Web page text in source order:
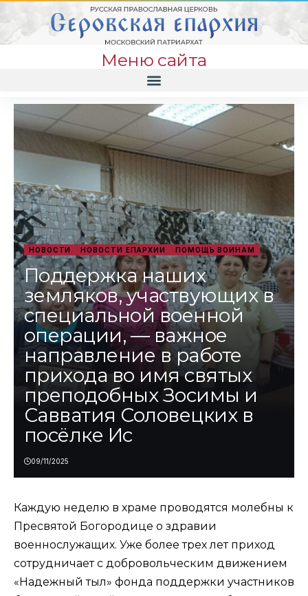
Меню сайта
НОВОСТИ НОВОСТИ ЕПАРХИИ ПОМОЩЬ ВОИНАМ
Поддержка наших
земляков, участвующих в
специальной военной
операции, — важное
направление в работе
прихода во имя святых
преподобных Зосимы и
Савватия Соловецких в
посёлке Ис
09/11/2025
Каждую неделю в храме проводятся молебны к
Пресвятой Богородице о здравии
военнослужащих. Уже более трех лет приход
сотрудничает с добровольческим движением
«Надежный тыл» фонда поддержки участников